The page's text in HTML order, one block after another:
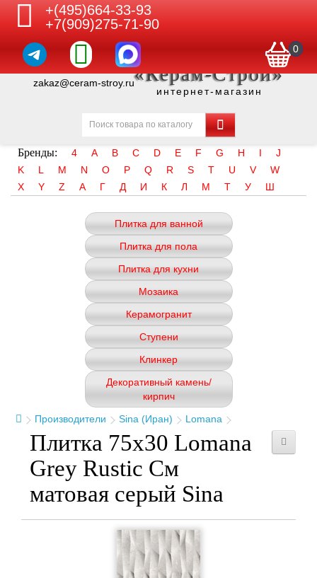
+(495)664-33-93
+7(909)275-71-90
0
zakaz@ceram-stroy.ru«Керам-Строй»
интернет-магазин
Бренды: 4 A B C D E F G H I
J
K
L M N O P Q R S T U V
W
X
Y Z А Г Д И К Л М Т У Ш
Плитка для ванной
Плитка для пола
Плитка для кухни
Мозаика
Керамогранит
Ступени
Клинкер
Декоративный камень/
кирпич
Производители
Sina (Иран) Lomana
Плитка 75x30 Lomana
Grey Rustic См
матовая серый Sina